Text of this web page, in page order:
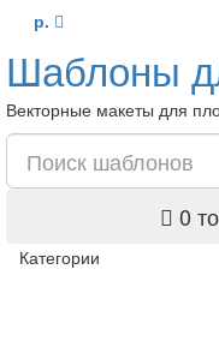
р.
Шаблоны
Векторные макеты для
0
Категории